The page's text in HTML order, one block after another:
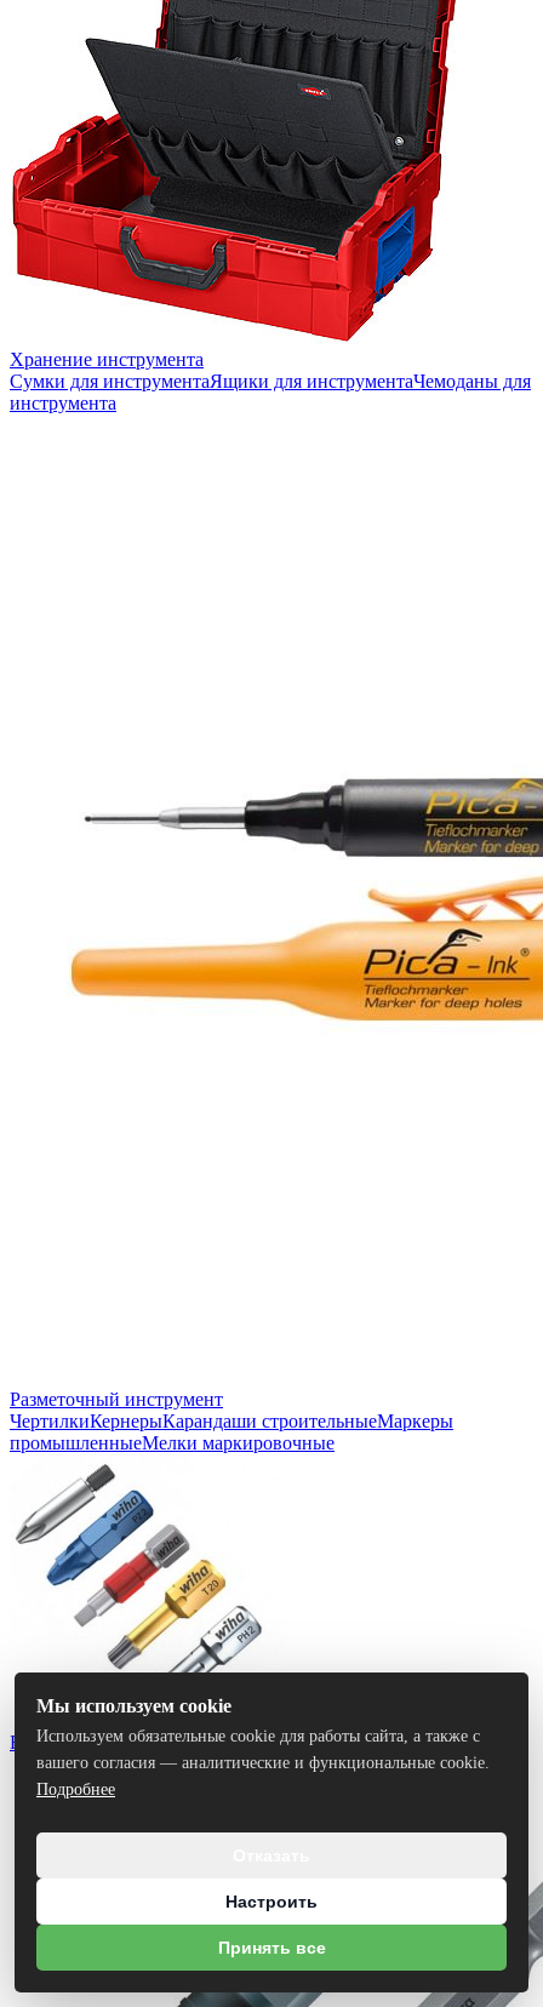
Хранение инструмента
Сумки для инструментаЯщики для инструментаЧемоданы для
инструмента
Разметочный инструмент
ЧертилкиКернерыКарандаши строительныеМаркеры
промышленныеМелки маркировочные
Биты
Мы используем cookie
Используем обязательные cookie для работы сайта, а также с
вашего согласия — аналитические и функциональные cookie.
Подробнее
Настроить
Принять все